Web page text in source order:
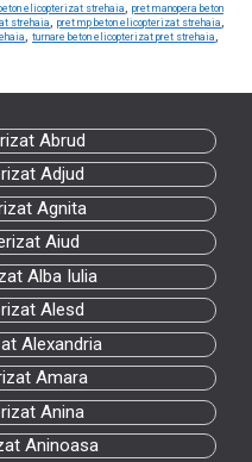
elicopterizat strehaia,pret manopera beton
strehaia,pret mp beton elicopterizat strehaia,
,turnare beton elicopterizat pret strehaia,
Abrud
Adjud
Agnita
Aiud
Alba Iulia
Alesd
Alexandria
Amara
Anina
Aninoasa